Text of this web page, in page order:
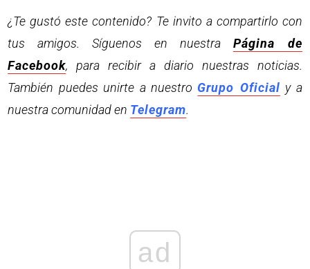
¿Te gustó este contenido? Te invito a compartirlo con
tus amigos. Síguenos en nuestra Página de
Facebook, para recibir a diario nuestras noticias.
También puedes unirte a nuestro Grupo Oficial y a
nuestra comunidad en Telegram.
ad